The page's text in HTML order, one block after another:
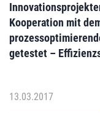
Kooperation mit
getestet –
13.03.2017